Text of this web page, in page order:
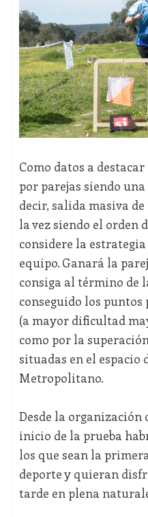
Como datos a
por parejas siendo
decir, salida masiva
la vez siendo el orden
considere la
equipo. Ganará la
consiga al término de
conseguido los
(a mayor dificultad
como por la
situadas en el espacio
Metropolitano.
Desde la organización
inicio de la prueba
los que sean la
deporte y quieran
tarde en plena